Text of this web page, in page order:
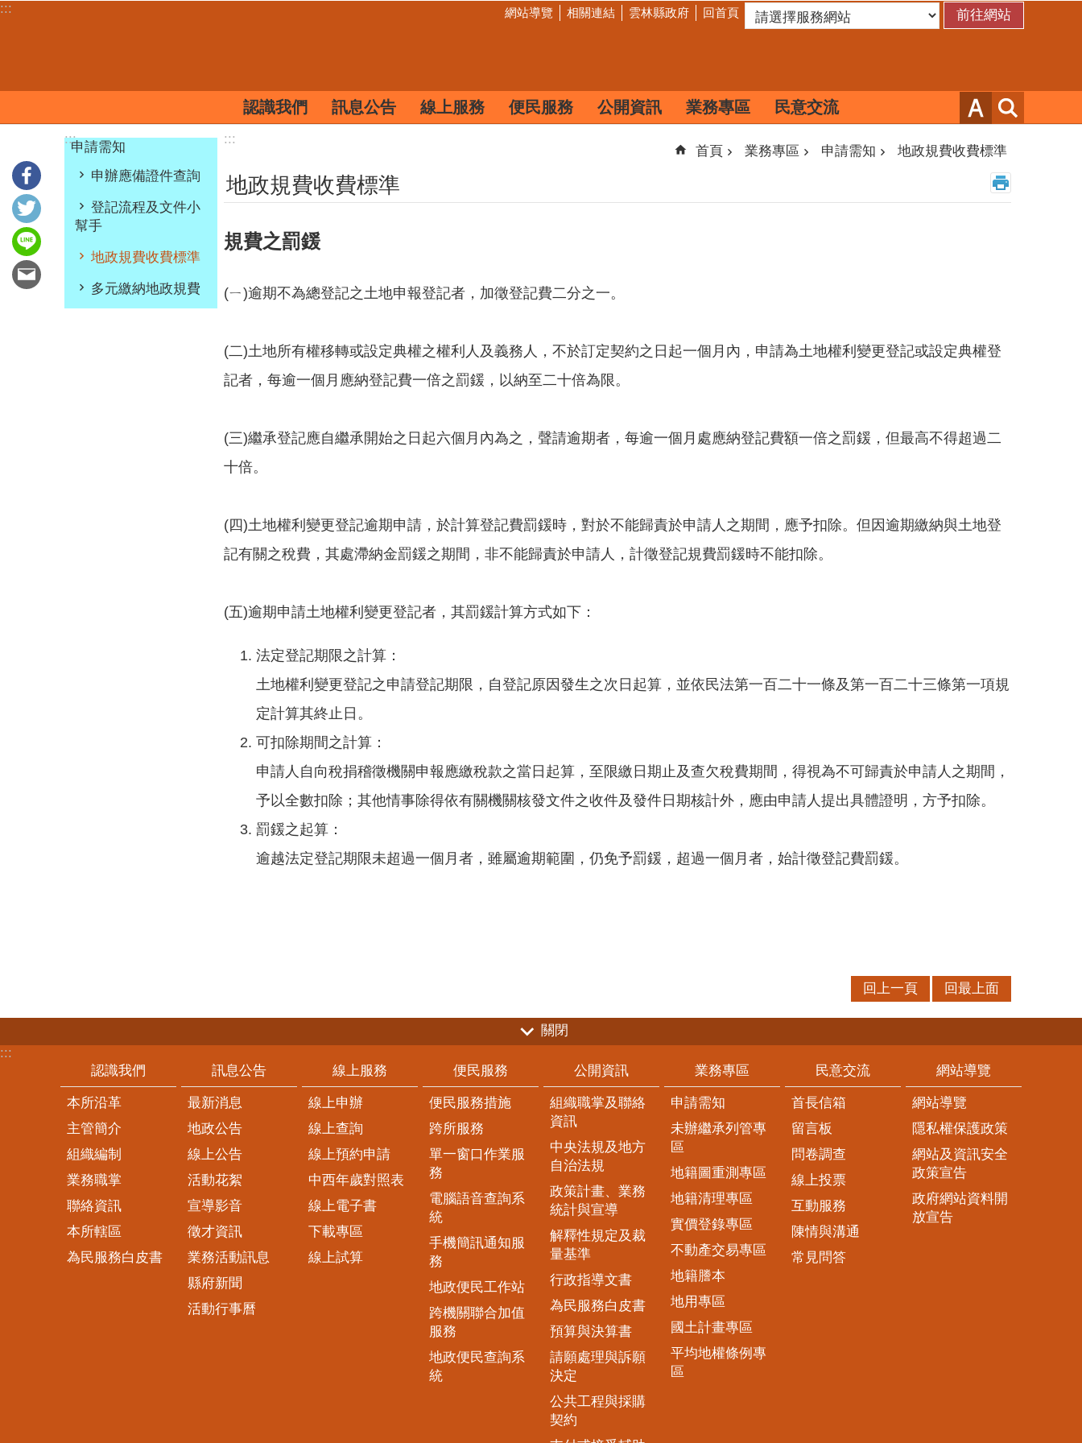
跳到主要內容區塊
::: 網站導覽 相關連結 雲林縣政府 回首頁
認識我們 訊息公告 線上服務 便民服務 公開資訊 業務專區 民意交流
:::
申請需知
申辦應備證件查詢
登記流程及文件小
幫手
地政規費收費標準
多元繳納地政規費
:::
首頁 業務專區 申請需知 地政規費收費標準
地政規費收費標準
規費之罰鍰
(ㄧ)逾期不為總登記之土地申報登記者，加徵登記費二分之一。
(二)土地所有權移轉或設定典權之權利人及義務人，不於訂定契約之日起一個月內，申請為土地權利變更登記或設定典權登
記者，每逾一個月應納登記費一倍之罰鍰，以納至二十倍為限。
(三)繼承登記應自繼承開始之日起六個月內為之，聲請逾期者，每逾一個月處應納登記費額一倍之罰鍰，但最高不得超過二
十倍。
(四)土地權利變更登記逾期申請，於計算登記費罰鍰時，對於不能歸責於申請人之期間，應予扣除。但因逾期繳納與土地登
記有關之稅費，其處滯納金罰鍰之期間，非不能歸責於申請人，計徵登記規費罰鍰時不能扣除。
(五)逾期申請土地權利變更登記者，其罰鍰計算方式如下：
法定登記期限之計算：
土地權利變更登記之申請登記期限，自登記原因發生之次日起算，並依民法第一百二十一條及第一百二十三條第一項規
定計算其終止日。
可扣除期間之計算：
申請人自向稅捐稽徵機關申報應繳稅款之當日起算，至限繳日期止及查欠稅費期間，得視為不可歸責於申請人之期間，
予以全數扣除；其他情事除得依有關機關核發文件之收件及發件日期核計外，應由申請人提出具體證明，方予扣除。
罰鍰之起算：
逾越法定登記期限未超過一個月者，雖屬逾期範圍，仍免予罰鍰，超過一個月者，始計徵登記費罰鍰。
回上一頁 回最上面
關閉
:::
認識我們
本所沿革
主管簡介
組織編制
業務職掌
聯絡資訊
本所轄區
為民服務白皮書
訊息公告
最新消息
地政公告
線上公告
活動花絮
宣導影音
徵才資訊
業務活動訊息
縣府新聞
活動行事曆
線上服務
線上申辦
線上查詢
線上預約申請
中西年歲對照表
線上電子書
下載專區
線上試算
便民服務
便民服務措施
跨所服務
單一窗口作業服
務
電腦語音查詢系
統
手機簡訊通知服
務
地政便民工作站
跨機關聯合加值
服務
地政便民查詢系
統
公開資訊
組織職掌及聯絡
資訊
中央法規及地方
自治法規
政策計畫、業務
統計與宣導
解釋性規定及裁
量基準
行政指導文書
為民服務白皮書
預算與決算書
請願處理與訴願
決定
公共工程與採購
契約
業務專區
申請需知
未辦繼承列管專
區
地籍圖重測專區
地籍清理專區
實價登錄專區
不動產交易專區
地籍謄本
地用專區
國土計畫專區
平均地權條例專
區
民意交流
首長信箱
留言板
問卷調查
線上投票
互動服務
陳情與溝通
常見問答
網站導覽
網站導覽
隱私權保護政策
網站及資訊安全
政策宣告
政府網站資料開
放宣告